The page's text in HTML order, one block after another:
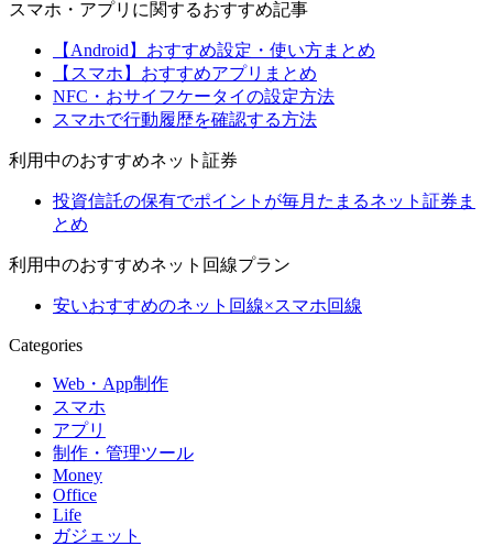
スマホ・アプリに関するおすすめ記事
【Android】おすすめ設定・使い方まとめ
【スマホ】おすすめアプリまとめ
NFC・おサイフケータイの設定方法
スマホで行動履歴を確認する方法
利用中のおすすめネット証券
投資信託の保有でポイントが毎月たまるネット証券ま
とめ
利用中のおすすめネット回線プラン
安いおすすめのネット回線×スマホ回線
Categories
Web・App制作
スマホ
アプリ
制作・管理ツール
Money
Office
Life
ガジェット